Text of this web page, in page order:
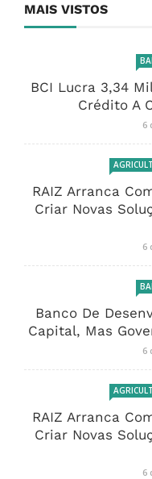
MAIS VISTOS
BCI Lucra 3,34
Crédito A
6
RAIZ Arranca
Criar Novas
6
Banco De
Capital, Mas
6
RAIZ Arranca
Criar Novas
6